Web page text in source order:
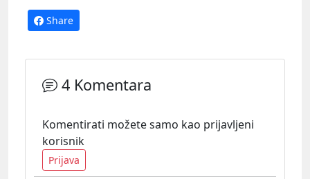
Share
4 Komentara
Komentirati možete samo kao prijavljeni
korisnik
Prijava